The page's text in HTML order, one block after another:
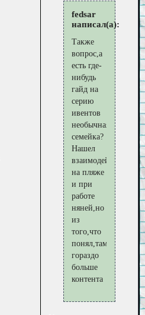
fedsar
написал(а):
Также
вопрос,а
есть где-
нибудь
гайд на
серию
ивентов
необычная
семейка?
Нашел
взаимодействие
на пляже
и при
работе
няней,но
из
того,что
понял,там
гораздо
больше
контента